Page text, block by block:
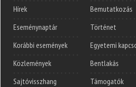
Hírek
Eseménynaptár
Korábbi események
Közlemények
Sajtóvisszhang
Bemutatkozás
Történet
Egyetemi
Bentlakás
Támogatók